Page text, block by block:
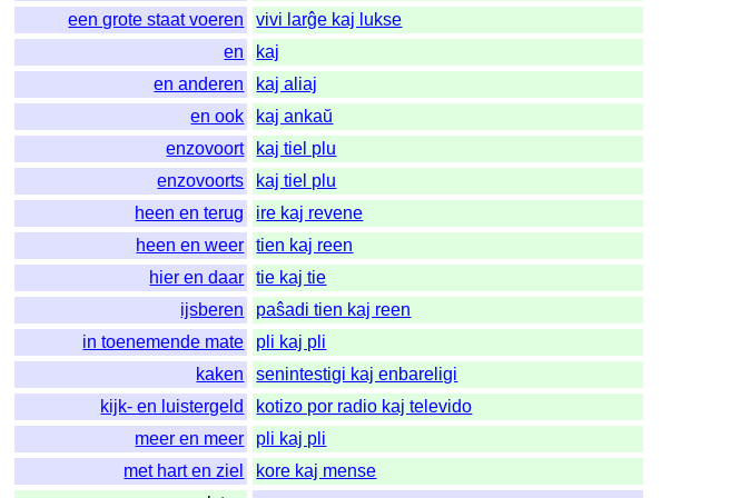
een grote staat voeren
vivi larĝe kaj lukse
en
kaj
en anderen
kaj aliaj
en ook
kaj ankaŭ
enzovoort
kaj tiel plu
enzovoorts
kaj tiel plu
heen en terug
ire kaj revene
heen en weer
tien kaj reen
hier en daar
tie kaj tie
ijsberen
paŝadi tien kaj reen
in toenemende mate
pli kaj pli
kaken
senintestigi kaj enbareligi
kijk- en luistergeld
kotizo por radio kaj televido
meer en meer
pli kaj pli
met hart en ziel
kore kaj mense